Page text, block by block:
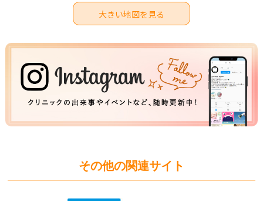
大きい地図を見る
その他の関連サイト